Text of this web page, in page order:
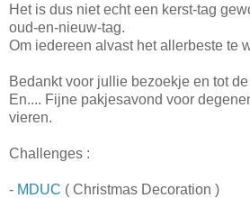
Het is dus niet echt een kerst-tag
oud-en-nieuw-tag.
Om iedereen alvast het allerbeste te
Bedankt voor jullie bezoekje en tot
En.... Fijne pakjesavond voor
vieren.
Challenges :
- MDUC ( Christmas Decoration )